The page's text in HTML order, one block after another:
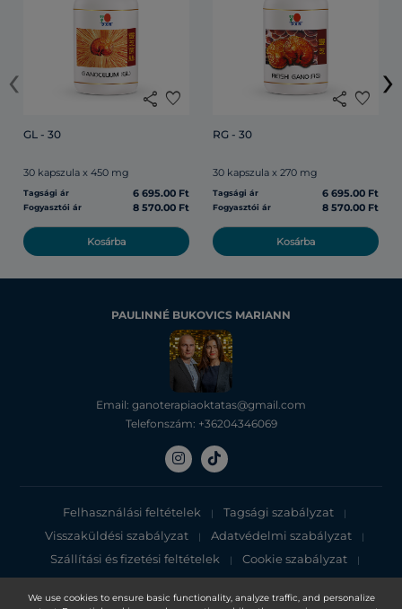
We use cookies to ensure basic functionality, analyze traffic, and personalize
share favorite
GL - 30
30 kapszula x 450 mg
Tagsági ár 6 695.00 Ft
Fogyasztói ár 8 570.00 Ft
Kosárba
share favorite
RG - 30
30 kapszula x 270 mg
Tagsági ár 6 695.00 Ft
Fogyasztói ár 8 570.00 Ft
Kosárba
‹ ›
PAULINNÉ BUKOVICS MARIANN
Email: ganoterapiaoktatas@gmail.com
Telefonszám: +36204346069
Felhasználási feltételek | Tagsági szabályzat |
Visszaküldési szabályzat | Adatvédelmi szabályzat |
Szállítási és fizetési feltételek | Cookie szabályzat |
Adatvédelmi tájékoztató